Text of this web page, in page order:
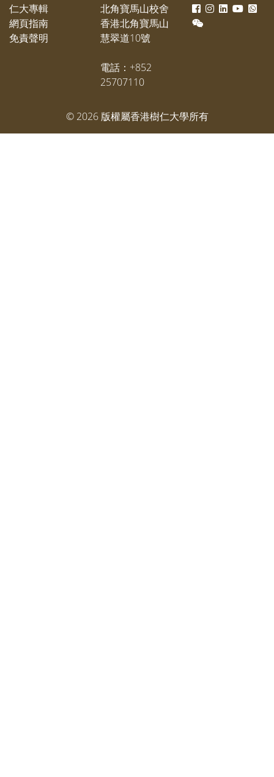
仁大專輯
網頁指南
免責聲明
北角寶馬山校舍
香港北角寶馬山
慧翠道10號
電話：+852
25707110
© 2026版權屬香港樹仁大學所有